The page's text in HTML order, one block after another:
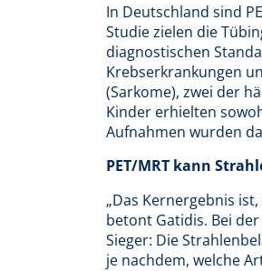
In Deutschland sind
Studie zielen die
diagnostischen
Krebserkrankungen
(Sarkome), zwei der
Kinder erhielten
Aufnahmen wurden
PET/MRT kann
„Das Kernergebnis
betont Gatidis. Bei
Sieger: Die
je nachdem, welche